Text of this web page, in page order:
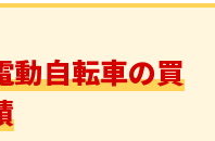
動自転車の買